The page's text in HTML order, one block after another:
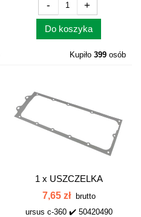
- +
Do koszyka
Kupiło 399 osób
1 x USZCZELKA
POKRYWY GÓRNEJ
7,65 zł
brutto
ursus c-360 ✔️ 50420490